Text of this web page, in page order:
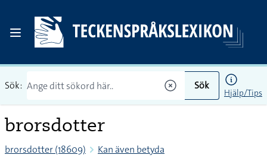
Sök: Sök
Hjälp/Tips
brorsdotter
brorsdotter (18609) Kan även betyda